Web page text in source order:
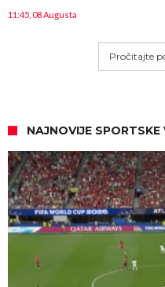
11:45, 08 Augusta
Pročitajte
NAJNOVIJE SPORTSKE